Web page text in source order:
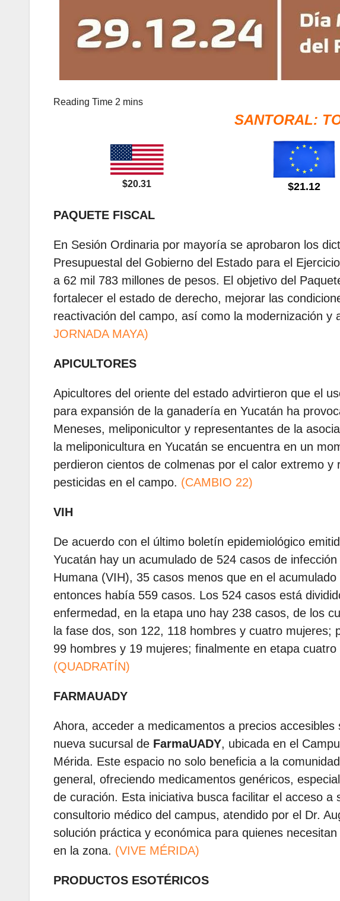
SANTORAL:
$20.31 $21.12
PAQUETE FISCAL
En Sesión Ordinaria por mayoría se aprobaron los
Presupuestal del Gobierno del Estado para el
a 62 mil 783 millones de pesos. El objetivo del
fortalecer el estado de derecho, mejorar las
reactivación del campo, así como la modernización y
JORNADA MAYA)
APICULTORES
Apicultores del oriente del estado advirtieron que el
para expansión de la ganadería en Yucatán ha
Meneses, meliponicultor y representantes de la
la meliponicultura en Yucatán se encuentra en un
perdieron cientos de colmenas por el calor extremo
pesticidas en el campo. (CAMBIO 22)
VIH
De acuerdo con el último boletín epidemiológico
Yucatán hay un acumulado de 524 casos de
Humana (VIH), 35 casos menos que en el
entonces había 559 casos. Los 524 casos está
enfermedad, en la etapa uno hay 238 casos, de los
la fase dos, son 122, 118 hombres y cuatro mujeres;
99 hombres y 19 mujeres; finalmente en etapa
(QUADRATÍN)
FARMAUADY
Ahora, acceder a medicamentos a precios
nueva sucursal de FarmaUADY, ubicada en el
Mérida. Este espacio no solo beneficia a la
general, ofreciendo medicamentos genéricos,
de curación. Esta iniciativa busca facilitar el acceso a
consultorio médico del campus, atendido por el Dr.
solución práctica y económica para quienes
en la zona. (VIVE MÉRIDA)
PRODUCTOS ESOTÉRICOS